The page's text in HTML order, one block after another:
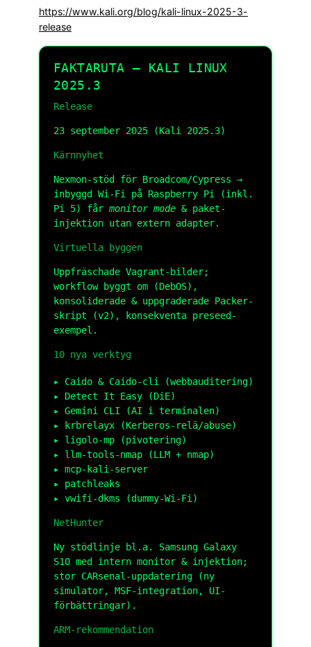
https://www.kali.org/blog/kali-linux-2025-3-
release
FAKTARUTA — KALI LINUX
2025.3
Release
23 september 2025 (Kali 2025.3)
Kärnnyhet
Nexmon-stöd för Broadcom/Cypress →
inbyggd Wi-Fi på Raspberry Pi (inkl.
Pi 5) får monitor mode & paket-
injektion utan extern adapter.
Virtuella byggen
Uppfräschade Vagrant-bilder;
workflow byggt om (DebOS),
konsoliderade & uppgraderade Packer-
skript (v2), konsekventa preseed-
exempel.
10 nya verktyg
Caido & Caido-cli (webbauditering)
Detect It Easy (DiE)
Gemini CLI (AI i terminalen)
krbrelayx (Kerberos-relä/abuse)
ligolo-mp (pivotering)
llm-tools-nmap (LLM + nmap)
mcp-kali-server
patchleaks
vwifi-dkms (dummy-Wi-Fi)
NetHunter
Ny stödlinje bl.a. Samsung Galaxy
S10 med intern monitor & injektion;
stor CARsenal-uppdatering (ny
simulator, MSF-integration, UI-
förbättringar).
ARM-rekommendation